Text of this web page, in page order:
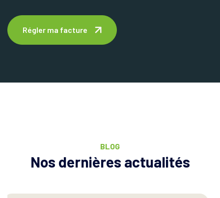
Régler ma facture
BLOG
Nos dernières actualités